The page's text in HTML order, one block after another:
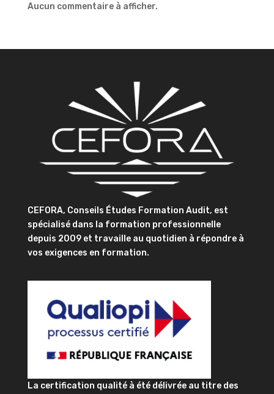
Aucun commentaire à afficher.
CEFORA, Conseils Études Formation Audit, est
spécialisé dans la formation professionnelle
depuis 2009 et travaille au quotidien à répondre à
vos exigences en formation.
La certification qualité à été délivrée au titre des